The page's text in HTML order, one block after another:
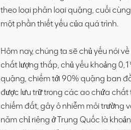
theo loại phân loại quặng, cuối
một phần thiết yếu của quá trình.
Hôm nay, chúng ta sẽ chủ yếu nói
chất lượng thấp, chủ yếu khoảng
quặng, chiếm tới 90% quặng ban
được lưu trữ trong các ao chứa
chiếm đất, gây ô nhiễm môi trường
năm chỉ riêng ở Trung Quốc là